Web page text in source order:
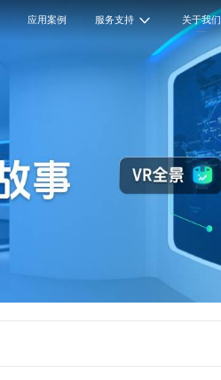
应用案例 服务支持 关于我们